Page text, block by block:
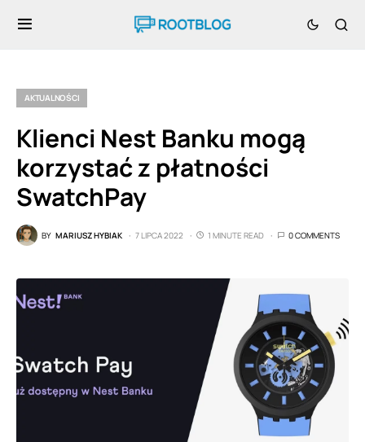
AKTUALNOŚCI
Klienci Nest Banku mogą
korzystać z płatności
SwatchPay
BY MARIUSZ HYBIAK 7 LIPCA 2022 1 MINUTE READ 0 COMMENTS